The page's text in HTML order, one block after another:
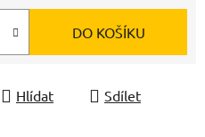
DO KOŠÍKU
Hlídat Sdílet